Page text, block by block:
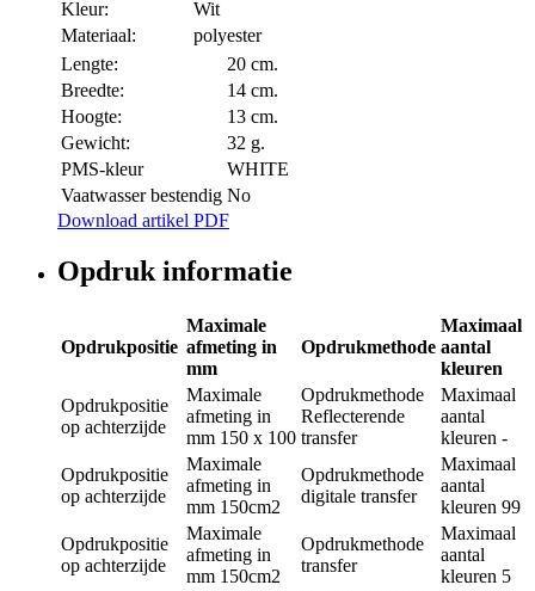
Kleur:
Wit
Materiaal:
polyester
Lengte:
20 cm.
Breedte:
14 cm.
Hoogte:
13 cm.
Gewicht:
32 g.
PMS-kleur
WHITE
Vaatwasser bestendig No
Download artikel PDF
Opdruk informatie
Opdrukpositie
Maximale
afmeting in
mm
Opdrukmethode
Maximaal
aantal
kleuren
Opdrukpositie
op achterzijde
Maximale
afmeting in
mm 150 x 100
Opdrukmethode
Reflecterende
transfer
Maximaal
aantal
kleuren -
Opdrukpositie
op achterzijde
Maximale
afmeting in
mm 150cm2
Opdrukmethode
digitale transfer
Maximaal
aantal
kleuren 99
Opdrukpositie
op achterzijde
Maximale
afmeting in
mm 150cm2
Opdrukmethode
transfer
Maximaal
aantal
kleuren 5